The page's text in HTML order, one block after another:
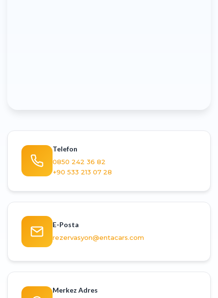
Telefon
0850 242 36 82
+90 533 213 07 28
E-Posta
rezervasyon@entacars.com
Merkez Adres